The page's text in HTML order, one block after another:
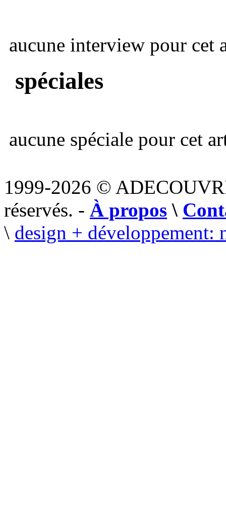
aucune interview pour cet
spéciales
aucune spéciale pour cet
1999-2026 ©
réservés. - À propos \
\ design + développement: